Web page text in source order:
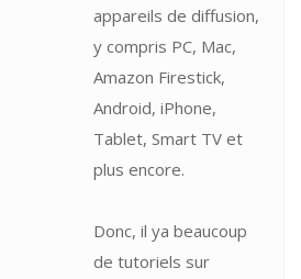
appareils de diffusion,
y compris PC, Mac,
Amazon Firestick,
Android, iPhone,
Tablet, Smart TV et
plus encore.
Donc, il ya beaucoup
de tutoriels sur